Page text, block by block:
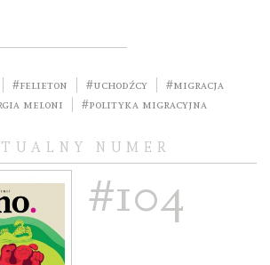
#felieton #uchodźcy
#migracja
Meloni #polityka migracyjna
NUMER
#104